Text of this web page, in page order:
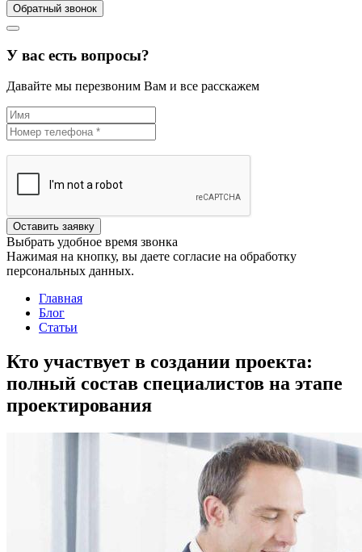
Обратный звонок
У вас есть вопросы?
Давайте мы перезвоним Вам и все расскажем
Оставить заявку
Выбрать удобное время звонка
Нажимая на кнопку, вы даете согласие на обработку
персональных данных.
Главная
Блог
Статьи
Кто участвует в создании проекта:
полный состав специалистов на этапе
проектирования